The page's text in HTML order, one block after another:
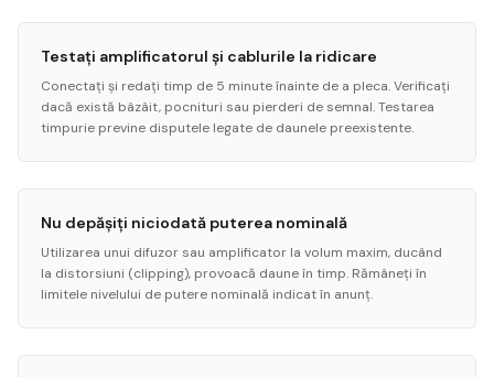
Testați amplificatorul și cablurile la ridicare
Conectați și redați timp de 5 minute înainte de a pleca. Verificați
dacă există bâzâit, pocnituri sau pierderi de semnal. Testarea
timpurie previne disputele legate de daunele preexistente.
Nu depășiți niciodată puterea nominală
Utilizarea unui difuzor sau amplificator la volum maxim, ducând
la distorsiuni (clipping), provoacă daune în timp. Rămâneți în
limitele nivelului de putere nominală indicat în anunț.